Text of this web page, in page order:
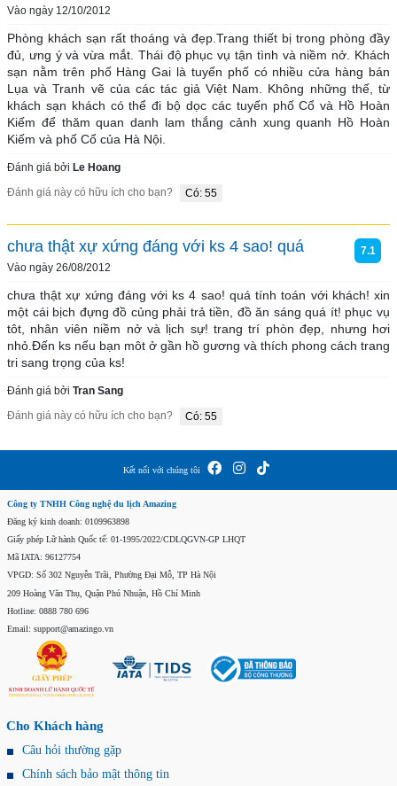
Vào ngày 12/10/2012
Phòng khách sạn rất thoáng và đẹp.Trang thiết bị trong phòng đầy
đủ, ưng ý và vừa mắt. Thái độ phục vụ tận tình và niềm nở. Khách
sạn nằm trên phố Hàng Gai là tuyến phố có nhiều cửa hàng bán
Lụa và Tranh vẽ của các tác giả Việt Nam. Không những thế, từ
khách sạn khách có thể đi bộ dọc các tuyến phố Cổ và Hồ Hoàn
Kiếm để thăm quan danh lam thắng cảnh xung quanh Hồ Hoàn
Kiếm và phố Cổ của Hà Nội.
Đánh giá bởi Le Hoang
Đánh giá này có hữu ích cho bạn?
Có: 55
chưa thật xự xứng đáng với ks 4 sao! quá
Vào ngày 26/08/2012
7.1
chưa thật xự xứng đáng với ks 4 sao! quá tính toán với khách! xin
một cái bịch đựng đồ củng phải trả tiền, đồ ăn sáng quá ít! phục vụ
tôt, nhân viên niềm nở và lịch sự! trang trí phòn đẹp, nhưng hơi
nhỏ.Đến ks nếu bạn môt ở gần hồ gương và thích phong cách trang
tri sang trọng của ks!
Đánh giá bởi Tran Sang
Đánh giá này có hữu ích cho bạn?
Có: 55
Kết nối với chúng tôi
Công ty TNHH Công nghệ du lịch Amazing
Đăng ký kinh doanh: 0109963898
Giấy phép Lữ hành Quốc tế: 01-1995/2022/CDLQGVN-GP LHQT
Mã IATA: 96127754
VPGD: Số 302 Nguyễn Trãi, Phường Đại Mỗ, TP Hà Nội
209 Hoàng Văn Thụ, Quận Phú Nhuận, Hồ Chí Minh
Hotline: 0888 780 696
Email: support@amazingo.vn
Cho Khách hàng
Câu hỏi thường gặp
Chính sách bảo mật thông tin